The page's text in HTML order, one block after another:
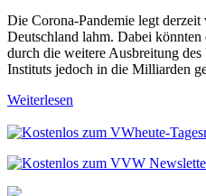
Die Corona-Pandemie legt
Deutschland lahm. Dabei
durch die weitere Ausbreitung
Instituts jedoch in die Milliarden
Weiterlesen